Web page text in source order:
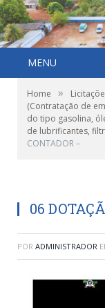
MENU
Home »
(Contratação de
do tipo gasolina,
de lubrificantes,
CONTADOR –
06
POR ADMINISTRADOR